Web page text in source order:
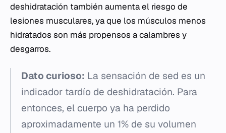
deshidratación también aumenta el riesgo de
lesiones musculares, ya que los músculos menos
hidratados son más propensos a calambres y
desgarros.
Dato curioso: La sensación de sed es un
indicador tardío de deshidratación. Para
entonces, el cuerpo ya ha perdido
aproximadamente un 1% de su volumen